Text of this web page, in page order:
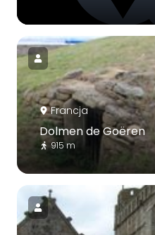
Francja
Dolmen de Goëren
915 m